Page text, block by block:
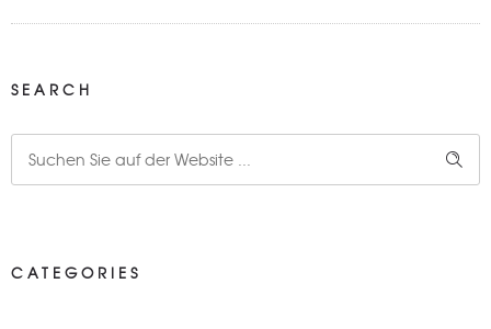
SEARCH
CATEGORIES